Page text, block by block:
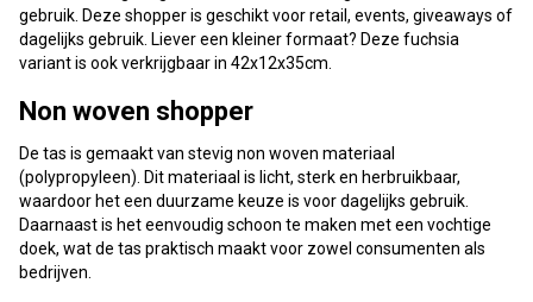
gebruik. Deze shopper is geschikt voor retail, events, giveaways of
dagelijks gebruik. Liever een kleiner formaat? Deze fuchsia
variant is ook verkrijgbaar in 42x12x35cm.
Non woven shopper
De tas is gemaakt van stevig non woven materiaal
(polypropyleen). Dit materiaal is licht, sterk en herbruikbaar,
waardoor het een duurzame keuze is voor dagelijks gebruik.
Daarnaast is het eenvoudig schoon te maken met een vochtige
doek, wat de tas praktisch maakt voor zowel consumenten als
bedrijven.